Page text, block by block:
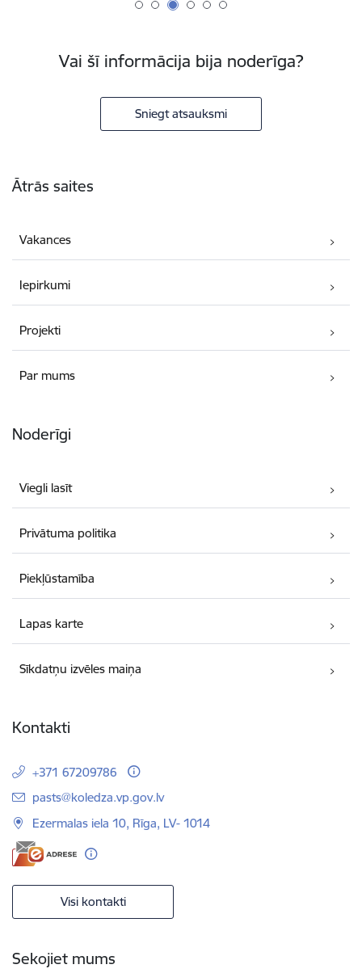
Vai šī informācija bija noderīga?
Sniegt atsauksmi
Ātrās saites
Vakances
Iepirkumi
Projekti
Par mums
Noderīgi
Viegli lasīt
Privātuma politika
Piekļūstamība
Lapas karte
Sīkdatņu izvēles maiņa
Kontakti
+371 67209786
E-pasts:
pasts@koledza.vp.gov.lv
Ezermalas iela 10, Rīga, LV- 1014
Visi kontakti
Sekojiet mums